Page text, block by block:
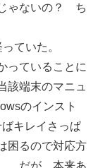
ゃないの？ ち
ていた。
っていることに
該端末のマニュ
のインスト
キレイさっぱ
困るので対応方
だが、本来あ